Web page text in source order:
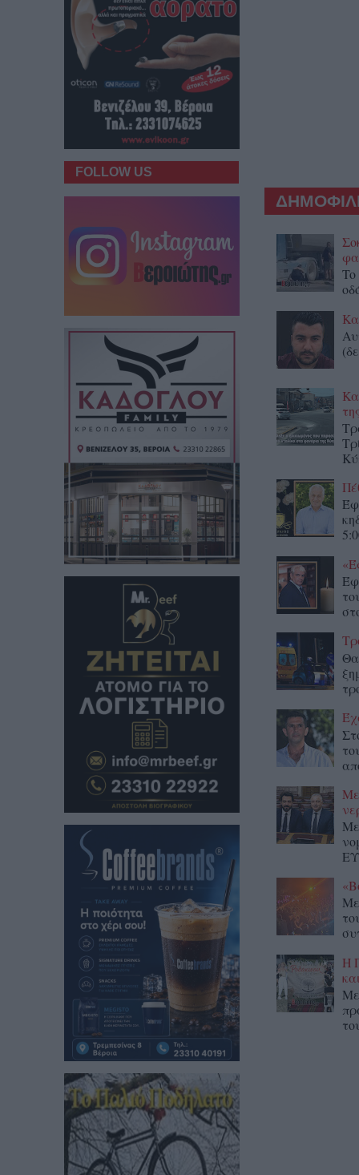
To
Με
Η
FOLLOW US